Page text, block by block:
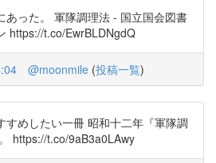
あった。 軍隊調理法 - 国立国会図書
https://t.co/EwrBLDNgdQ
@moonmile (投稿一覧)
すめしたい一冊 昭和十二年『軍隊調
https://t.co/9aB3a0LAwy